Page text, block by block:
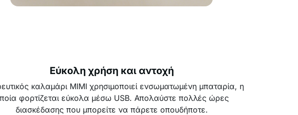
Εύκολη χρήση και αντοχή
καλαμάρι MIMI χρησιμοποιεί ενσωματωμένη μπαταρία, η
φορτίζεται εύκολα μέσω USB. Απολαύστε πολλές ώρες
διασκέδασης που μπορείτε να πάρετε οπουδήποτε.